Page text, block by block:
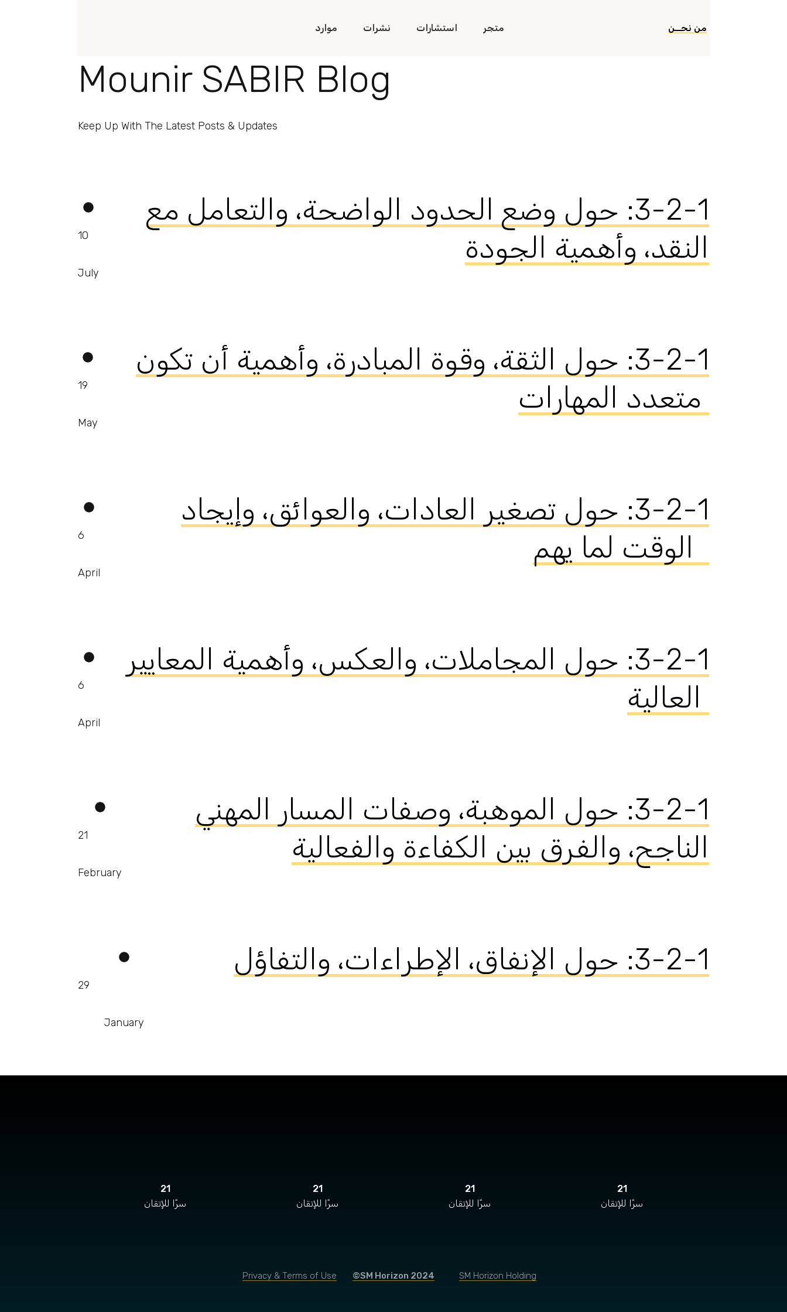
موارد نشرات استشارات متجر من نحــن
Mounir SABIR Blog
Keep Up With The Latest Posts & Updates
10
July
‫3-2-1: ‬حول وضع الحدود الواضحة، والتعامل مع
النقد، وأهمية الجودة
19
May
‫3-2-1: ‬حول الثقة، وقوة المبادرة، وأهمية أن تكون
6
April
‫3-2-1: ‬حول تصغير العادات، والعوائق، وإيجاد
6
April
‫3-2-1: ‬حول المجاملات، والعكس، وأهمية المعايير
21
February
‫3-2-1: حول الموهبة، وصفات المسار المهني
29
January
21
سرًا للإتقان
21
سرًا للإتقان
21
سرًا للإتقان
21
سرًا للإتقان
Privacy & Terms of Use ©SM Horizon 2024 SM Horizon Holding